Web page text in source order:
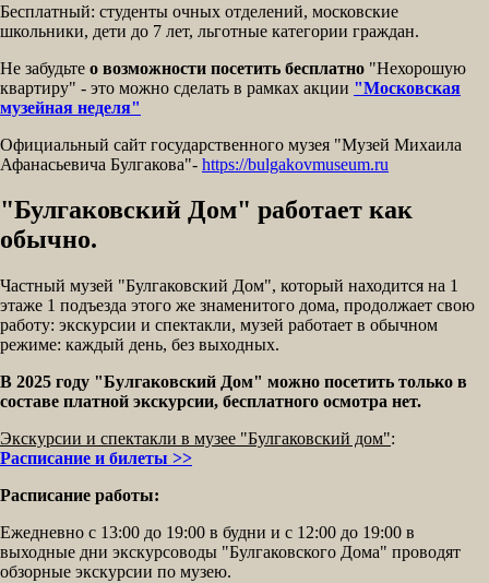
Бесплатный: студенты очных отделений, московские
школьники, дети до 7 лет, льготные категории граждан.
Не забудьте о возможности посетить бесплатно "Нехорошую
квартиру" - это можно сделать в рамках акции "Московская
музейная неделя"
Официальный сайт государственного музея "Музей Михаила
Афанасьевича Булгакова"- https://bulgakovmuseum.ru
"Булгаковский Дом" работает как
обычно.
Частный музей "Булгаковский Дом", который находится на 1
этаже 1 подъезда этого же знаменитого дома, продолжает свою
работу: экскурсии и спектакли, музей работает в обычном
режиме: каждый день, без выходных.
В 2025 году "Булгаковский Дом" можно посетить только в
составе платной экскурсии, бесплатного осмотра нет.
Экскурсии и спектакли в музее "Булгаковский дом":
Расписание и билеты >>
Расписание работы:
Ежедневно с 13:00 до 19:00 в будни и с 12:00 до 19:00 в
выходные дни экскурсоводы "Булгаковского Дома" проводят
обзорные экскурсии по музею.